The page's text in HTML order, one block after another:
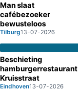
Man slaat
cafébezoeker
bewusteloos
Tilburg13-07-2026
Beschieting
hamburgerrestaurant
Kruisstraat
Eindhoven13-07-2026